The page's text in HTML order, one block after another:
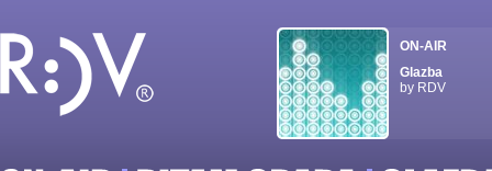
ON-AIR
Glazba
by RDV